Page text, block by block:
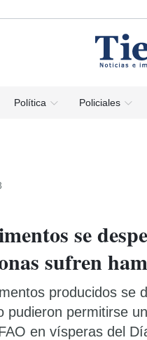
Política Policiales
se
sufren
producidos se
pudieron permitirse
en vísperas del